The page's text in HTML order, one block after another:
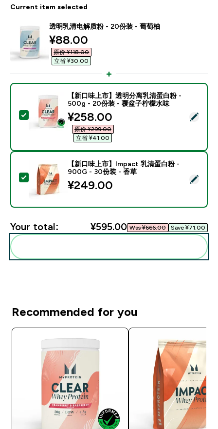
Current item selected
透明乳清电解质粉 - 20份装 - 葡萄柚
discounted price
¥88.00‎
原价 ¥118.00‎
立省 ¥30.00‎
Select this product - 【新口味上市】透明分离乳清
【新口味上市】透明分离乳清蛋白粉 -
500g - 20份装 - 覆盆子柠檬水味
discounted price
¥258.00‎
原价 ¥299.00‎
立省 ¥41.00‎
Select this product - 【新口味上市】Impact 乳清蛋
【新口味上市】Impact 乳清蛋白粉 -
900G - 30份装 - 香草
¥249.00‎
Your total: ¥595.00‎ Was ¥666.00‎ Save ¥71.00‎
Recommended for you